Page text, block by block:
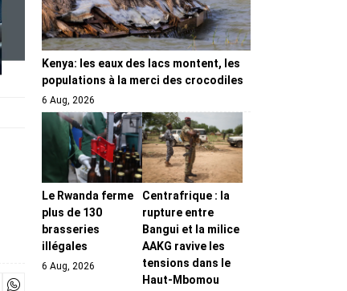
Kenya: les eaux des lacs montent, les
populations à la merci des crocodiles
6 Aug, 2026
Le Rwanda ferme
plus de 130
brasseries
illégales
6 Aug, 2026
Centrafrique : la
rupture entre
Bangui et la milice
AAKG ravive les
tensions dans le
Haut-Mbomou